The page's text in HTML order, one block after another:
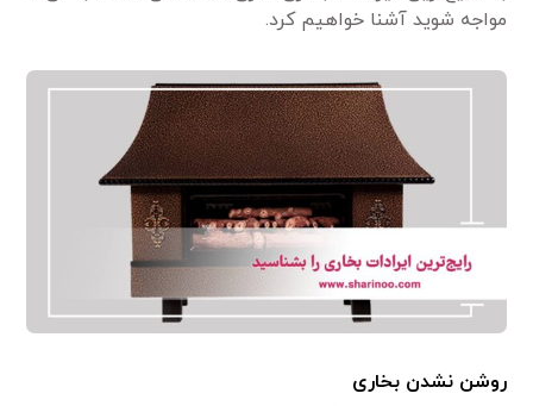
مواجه شوید آشنا خواهیم کرد.
روشن نشدن بخاری